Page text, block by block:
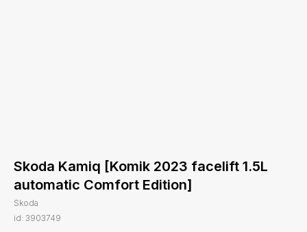
Skoda Kamiq [Komik 2023 facelift 1.5L
automatic Comfort Edition]
Skoda
id: 3903749